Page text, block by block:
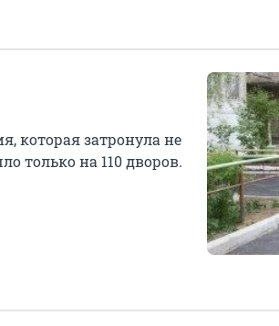
которая затронула не
только на 110 дворов.